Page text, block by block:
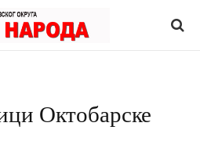
Октобарске